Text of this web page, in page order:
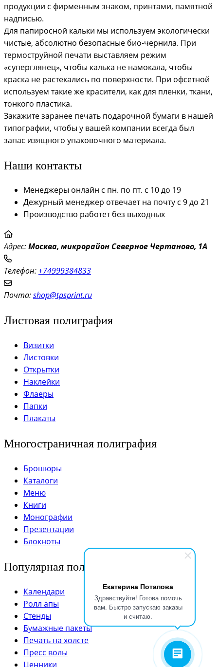
Екатерина Потапова
Здравствуйте! Готова помочь
вам. Быстро запускаю заказы
и считаю.
продукции с фирменным знаком, принтами, памятной
надписью.
Для папиросной кальки мы используем экологически
чистые, абсолютно безопасные био-чернила. При
термоструйной печати выставляем режим
«суперглянец», чтобы калька не намокала, чтобы
краска не растекались по поверхности. При офсетной
используем такие же красители, как для пленки, ткани,
тонкого пластика.
Закажите заранее печать подарочной бумаги в нашей
типографии, чтобы у вашей компании всегда был
запас изящного упаковочного материала.
Наши контакты
Менеджеры онлайн с пн. по пт. с 10 до 19
Дежурный менеджер отвечает на почту с 9 до 21
Производство работет без выходных
Адрес:Москва, микрорайон Северное Чертаново, 1А
Телефон: +74999384833
Почта:shop@tpsprint.ru
Листовая полиграфия
Визитки
Листовки
Открытки
Наклейки
Флаеры
Папки
Плакаты
Многостраничная полиграфия
Брошюры
Каталоги
Меню
Книги
Монографии
Презентации
Блокноты
Популярная полиграфия
Календари
Ролл апы
Стенды
Бумажные пакеты
Печать на холсте
Пресс волы
Ценники